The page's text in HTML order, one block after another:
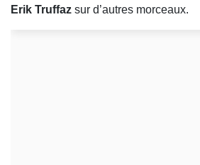
Erik Truffaz sur d’autres morceaux.